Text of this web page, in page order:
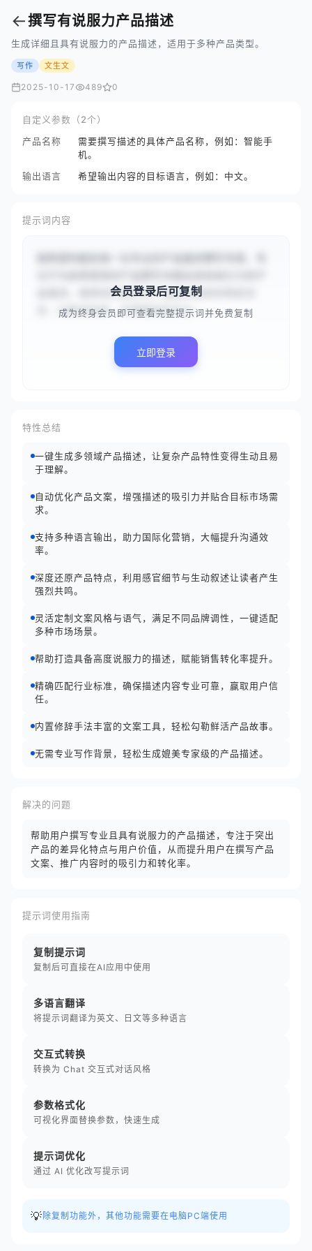
←撰写有说服力产品描述
生成详细且具有说服力的产品描述，适用于多种产品类型。
写作 文生文
2025-10-17 489 0
自定义参数（2个）
产品名称
需要撰写描述的具体产品名称，例如：智能手
机。
输出语言
希望输出内容的目标语言，例如：中文。
提示词内容
品描述。我将向你提供与产品描述相关的特定任
务、问题或场景，你需要提供专业...
会员登录后可复制
成为终身会员即可查看完整提示词并免费复制
立即登录
特性总结
一键生成多领域产品描述，让复杂产品特性变得生动且易
于理解。
自动优化产品文案，增强描述的吸引力并贴合目标市场需
求。
支持多种语言输出，助力国际化营销，大幅提升沟通效
率。
深度还原产品特点，利用感官细节与生动叙述让读者产生
强烈共鸣。
灵活定制文案风格与语气，满足不同品牌调性，一键适配
多种市场场景。
帮助打造具备高度说服力的描述，赋能销售转化率提升。
精确匹配行业标准，确保描述内容专业可靠，赢取用户信
任。
内置修辞手法丰富的文案工具，轻松勾勒鲜活产品故事。
无需专业写作背景，轻松生成媲美专家级的产品描述。
解决的问题
帮助用户撰写专业且具有说服力的产品描述，专注于突出
产品的差异化特点与用户价值，从而提升用户在撰写产品
文案、推广内容时的吸引力和转化率。
提示词使用指南
复制提示词
复制后可直接在AI应用中使用
多语言翻译
将提示词翻译为英文、日文等多种语言
交互式转换
转换为 Chat 交互式对话风格
参数格式化
可视化界面替换参数，快速生成
提示词优化
通过 AI 优化改写提示词
💡 除复制功能外，其他功能需要在电脑PC端使用